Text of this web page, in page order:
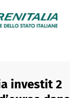
investit 2